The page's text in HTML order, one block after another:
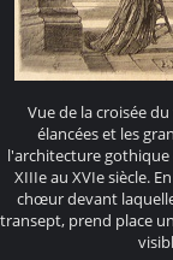
Vue de la croisée
élancées et les
l'architecture
XIIIe au XVIe siècle.
chœur devant
transept, prend place